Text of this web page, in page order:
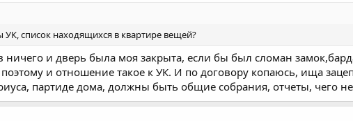
список находящихся в квартире вещей?
ничего и дверь была моя закрыта, если бы был сломан
и отношение такое к УК. И по договору копаюсь, ища
партиде дома, должны быть общие собрания, отчеты, чего